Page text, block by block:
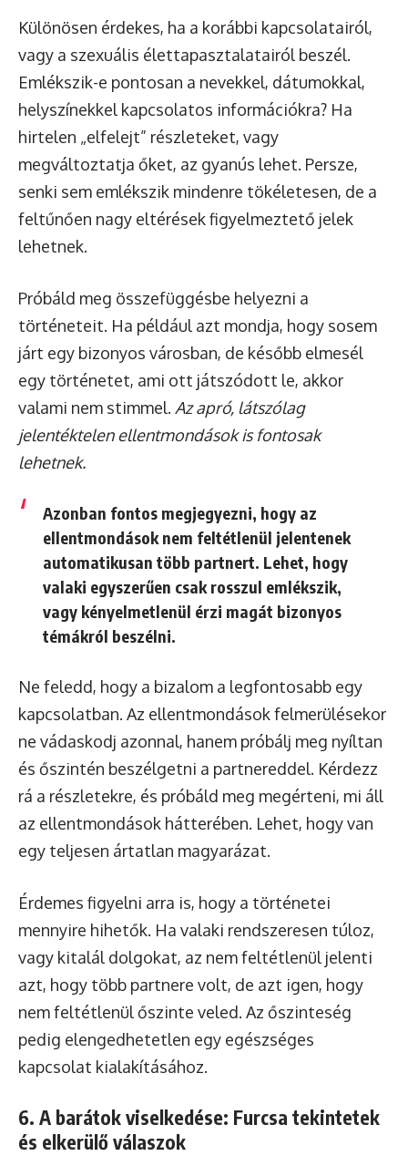
Különösen érdekes, ha a korábbi kapcsolatairól,
vagy a szexuális élettapasztalatairól beszél.
Emlékszik-e pontosan a nevekkel, dátumokkal,
helyszínekkel kapcsolatos információkra? Ha
hirtelen „elfelejt” részleteket, vagy
megváltoztatja őket, az gyanús lehet. Persze,
senki sem emlékszik mindenre tökéletesen, de a
feltűnően nagy eltérések figyelmeztető jelek
lehetnek.
Próbáld meg összefüggésbe helyezni a
történeteit. Ha például azt mondja, hogy sosem
járt egy bizonyos városban, de később elmesél
egy történetet, ami ott játszódott le, akkor
valami nem stimmel. Az apró, látszólag
jelentéktelen ellentmondások is fontosak
lehetnek.
Azonban fontos megjegyezni, hogy az
ellentmondások nem feltétlenül jelentenek
automatikusan több partnert. Lehet, hogy
valaki egyszerűen csak rosszul emlékszik,
vagy kényelmetlenül érzi magát bizonyos
témákról beszélni.
Ne feledd, hogy a bizalom a legfontosabb egy
kapcsolatban. Az ellentmondások felmerülésekor
ne vádaskodj azonnal, hanem próbálj meg nyíltan
és őszintén beszélgetni a partnereddel. Kérdezz
rá a részletekre, és próbáld meg megérteni, mi áll
az ellentmondások hátterében. Lehet, hogy van
egy teljesen ártatlan magyarázat.
Érdemes figyelni arra is, hogy a történetei
mennyire hihetők. Ha valaki rendszeresen túloz,
vagy kitalál dolgokat, az nem feltétlenül jelenti
azt, hogy több partnere volt, de azt igen, hogy
nem feltétlenül őszinte veled. Az őszinteség
pedig elengedhetetlen egy egészséges
kapcsolat kialakításához.
6. A barátok viselkedése: Furcsa tekintetek
és elkerülő válaszok